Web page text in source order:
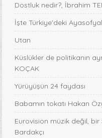
Dostluk nedir?, İbrahim
İşte Türkiye'deki
Utan
Küslükler de politikanın
KOÇAK
Yürüyüşün 24 faydası
Babamın tokatı Hakan
Eurovision müzik değil, bir
Bardakçı